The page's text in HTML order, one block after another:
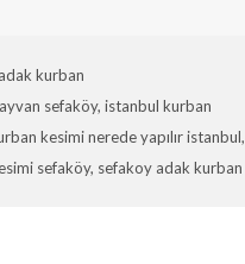
kurban
sefaköy, istanbul kurban
kesimi nerede yapılır istanbul,
sefaköy, sefakoy adak kurban